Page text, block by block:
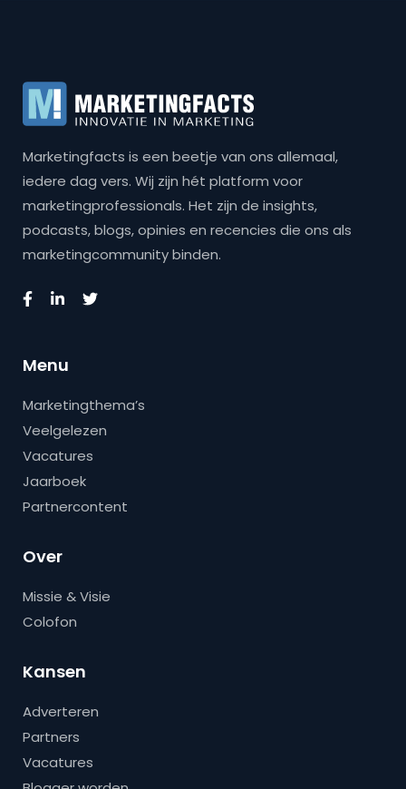
Marketingfacts is een beetje van ons allemaal,
iedere dag vers. Wij zijn hét platform voor
marketingprofessionals. Het zijn de insights,
podcasts, blogs, opinies en recencies die ons als
marketingcommunity binden.
Menu
Marketingthema’s
Veelgelezen
Vacatures
Jaarboek
Partnercontent
Over
Missie & Visie
Colofon
Kansen
Adverteren
Partners
Vacatures